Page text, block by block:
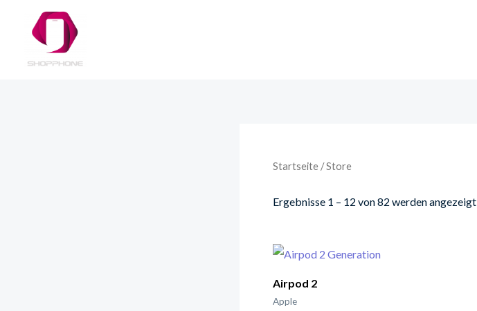
Startseite / Store
Ergebnisse 1 – 12 von 82 werden angezeigt
Airpod 2
Apple